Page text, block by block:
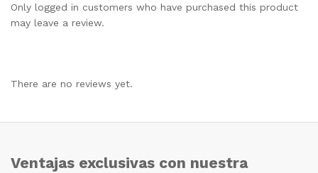
Only logged in customers who have purchased this product
may leave a review.
There are no reviews yet.
Ventajas exclusivas con nuestra